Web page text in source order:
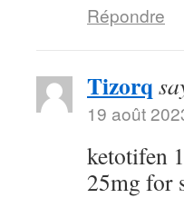
Répondre
Tizorq
19 août
ketotifen
25mg for